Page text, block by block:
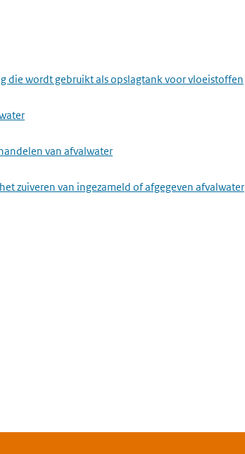
die wordt gebruikt als opslagtank voor vloeistoffen
van afvalwater
zuiveren van ingezameld of afgegeven afvalwater